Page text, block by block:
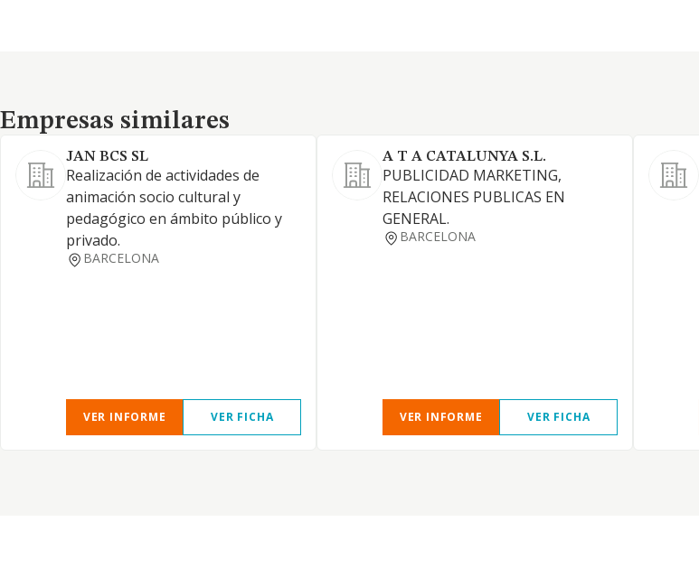
Empresas similares
Empresas similares
JAN BCS SL
Realización de actividades de
animación socio cultural y
pedagógico en ámbito público y
privado.
BARCELONA
VER INFORME VER FICHA
A T A CATALUNYA S.L.
PUBLICIDAD MARKETING,
RELACIONES PUBLICAS EN
GENERAL.
BARCELONA
VER INFORME VER FICHA